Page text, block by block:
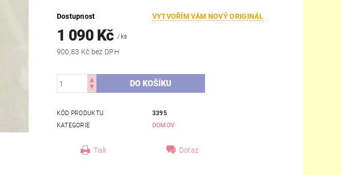
Dostupnost VYTVOŘÍM VÁM NOVÝ ORIGINÁL
1 090 Kč/ ks
900,83 Kč bez DPH
KÓD PRODUKTU
3395
KATEGORIE
DOMOV
Tisk Dotaz